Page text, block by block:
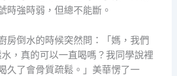
時強時弱，但總不能斷。
房倒水的時候突然問：「媽，我們
，真的可以一直喝嗎？我同學說裡
久了會骨質疏鬆。」美華愣了一